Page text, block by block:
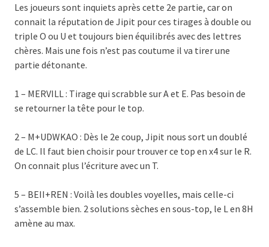
Les joueurs sont inquiets après cette 2e partie, car on
connait la réputation de Jipit pour ces tirages à double ou
triple O ou U et toujours bien équilibrés avec des lettres
chères. Mais une fois n’est pas coutume il va tirer une
partie détonante.
1 – MERVILL : Tirage qui scrabble sur A et E. Pas besoin de
se retourner la tête pour le top.
2 – M+UDWKAO : Dès le 2e coup, Jipit nous sort un doublé
de LC. Il faut bien choisir pour trouver ce top en x4 sur le R.
On connait plus l’écriture avec un T.
5 – BEII+REN : Voilà les doubles voyelles, mais celle-ci
s’assemble bien. 2 solutions sèches en sous-top, le L en 8H
amène au max.